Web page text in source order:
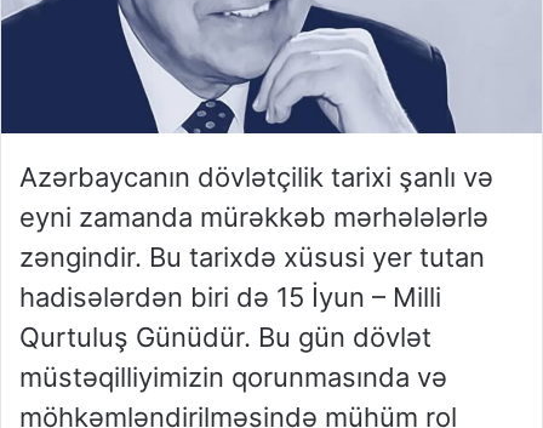
Azərbaycanın dövlətçilik tarixi şanlı və
eyni zamanda mürəkkəb mərhələlərlə
zəngindir. Bu tarixdə xüsusi yer tutan
hadisələrdən biri də 15 İyun – Milli
Qurtuluş Günüdür. Bu gün dövlət
müstəqilliyimizin qorunmasında və
möhkəmləndirilməsində mühüm rol